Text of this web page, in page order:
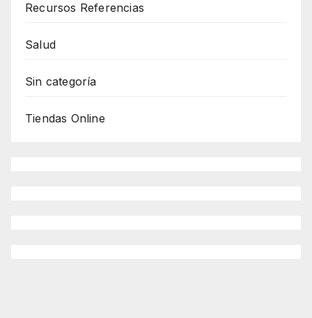
Recursos Referencias
Salud
Sin categoría
Tiendas Online